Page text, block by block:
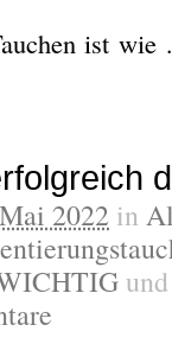
ist
2022 in